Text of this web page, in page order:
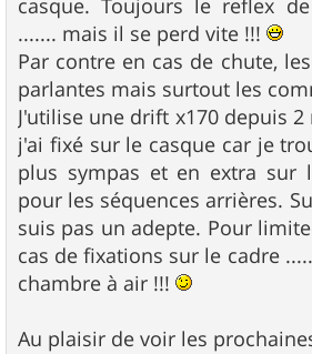
casque. Toujours le reflex
....... mais il se perd vite !!!
Par contre en cas de chute,
parlantes mais surtout les
J'utilise une drift x170 depuis
j'ai fixé sur le casque car je
plus sympas et en extra sur
pour les séquences arrières.
suis pas un adepte. Pour
cas de fixations sur le cadre
chambre à air !!!
Au plaisir de voir les